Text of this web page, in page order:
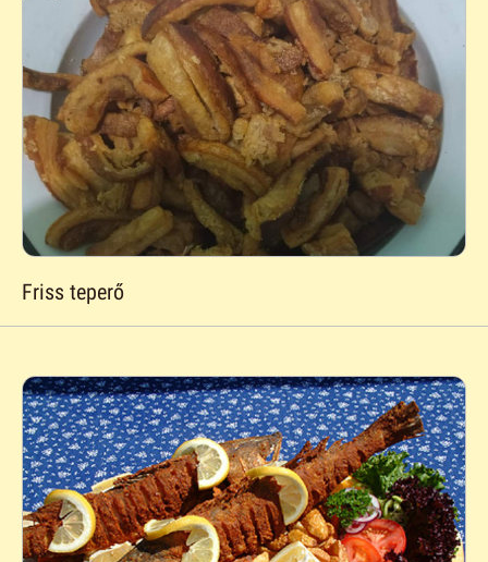
Friss teperő